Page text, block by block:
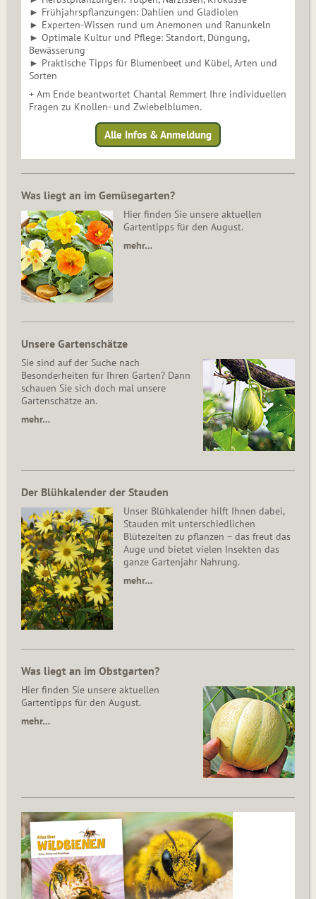
► Frühjahrspflanzungen: Dahlien und Gladiolen
► Experten-Wissen rund um Anemonen und Ranunkeln
► Optimale Kultur und Pflege: Standort, Düngung,
Bewässerung
► Praktische Tipps für Blumenbeet und Kübel, Arten und
Sorten
+ Am Ende beantwortet Chantal Remmert Ihre individuellen
Fragen zu Knollen- und Zwiebelblumen.
Alle Infos & Anmeldung
Was liegt an im Gemüsegarten?
Hier finden Sie unsere aktuellen
Gartentipps für den August.
mehr…
Unsere Gartenschätze
Sie sind auf der Suche nach
Besonderheiten für Ihren Garten? Dann
schauen Sie sich doch mal unsere
Gartenschätze an.
mehr…
Der Blühkalender der Stauden
Unser Blühkalender hilft Ihnen dabei,
Stauden mit unterschiedlichen
Blütezeiten zu pflanzen – das freut das
Auge und bietet vielen Insekten das
ganze Gartenjahr Nahrung.
mehr…
Was liegt an im Obstgarten?
Hier finden Sie unsere aktuellen
Gartentipps für den August.
mehr…